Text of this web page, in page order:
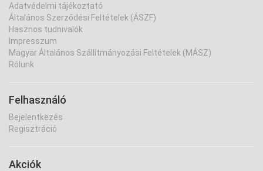
Adatvédelmi tájékoztató
Általános Szerződési Feltételek (ÁSZF)
Hasznos tudnivalók
Impresszum
Magyar Általános Szállítmányozási Feltételek (MÁSZ)
Rólunk
Felhasználó
Bejelentkezés
Regisztráció
Akciók